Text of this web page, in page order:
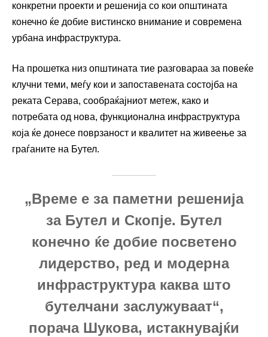
конкретни проекти и решенија со кои општината
конечно ќе добие вистинско внимание и современа
урбана инфраструктура.
На прошетка низ општинaта тие разговараа за повеќе
клучни теми, меѓу кои и запоставената состојба на
реката Серава, сообраќајниот метеж, како и
потребата од нова, функционална инфраструктура
која ќе донесе поврзаност и квалитет на живеење за
граѓаните на Бутел.
„Време е за паметни решенија
за Бутел и Скопје. Бутел
конечно ќе добие посветено
лидерство, ред и модерна
инфраструктура каква што
бутелчани заслужуваат“,
порача Шукова, истакнувајќи